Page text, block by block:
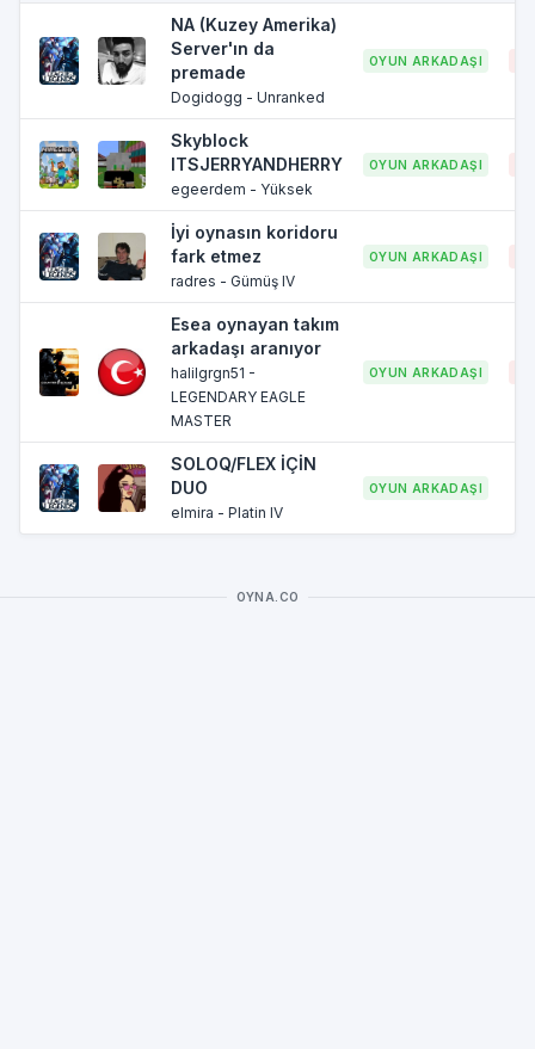
NA (Kuzey Amerika)
Server'ın da
premade
Dogidogg - Unranked
OYUN ARKADAŞI
Skyblock
ITSJERRYANDHERRY
egeerdem - Yüksek
OYUN ARKADAŞI
İyi oynasın koridoru
fark etmez
radres - Gümüş IV
OYUN ARKADAŞI
Esea oynayan takım
arkadaşı aranıyor
halilgrgn51 -
LEGENDARY EAGLE
MASTER
OYUN ARKADAŞI
SOLOQ/FLEX İÇİN
DUO
elmira - Platin IV
OYUN ARKADAŞI
OYNA.CO